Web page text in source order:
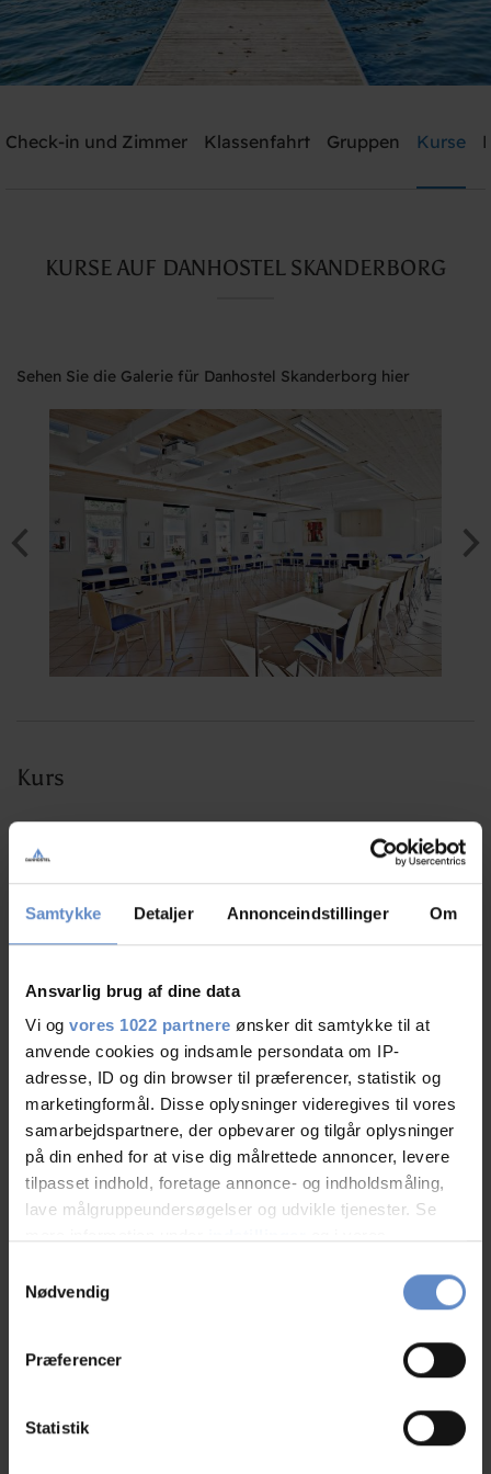
Samtykke Detaljer Annonceindstillinger Om
Ansvarlig brug af dine data
Vi og vores 1022 partnere ønsker dit samtykke til at
anvende cookies og indsamle persondata om IP-
adresse, ID og din browser til præferencer, statistik og
marketingformål. Disse oplysninger videregives til vores
samarbejdspartnere, der opbevarer og tilgår oplysninger
på din enhed for at vise dig målrettede annoncer, levere
tilpasset indhold, foretage annonce- og indholdsmåling,
lave målgruppeundersøgelser og udvikle tjenester. Se
tilbage eller ændre indstillinger fra vores
"Cookiedeklaration", eller ved at trykke på "Privacy
Indsamle præcise oplysninger om din placering,
Nødvendig
Præferencer
Statistik
Brauchen Sie Hilfe? rufen Sie:+45 8651 1966
Check-in und Zimmer Klassenfahrt Gruppen Kurse
KURSE AUF DANHOSTEL SKANDERBORG
Sehen Sie die Galerie für Danhostel Skanderborg hier
Kurs
Einrichtungen
Max. Anzahl Konferenzteilnehmer 70
Anzahl der Zimmer mit Bad und/oder WC
Anzahl der Zimmer ohne Bad und/oder WC
Preis
690 DKK
1.275 DKK
Treffen Übernachtung im Doppelzimmer 1.075 DKK